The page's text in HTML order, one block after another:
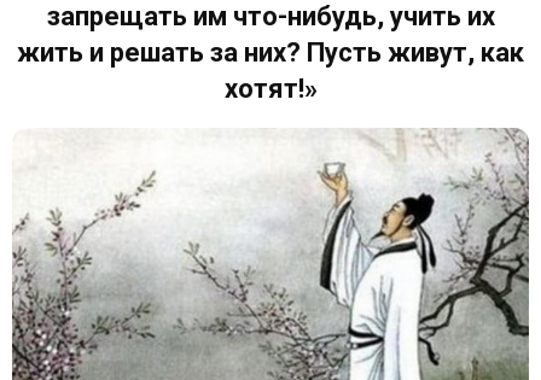
запрещать им что-нибудь, учить их
жить и решать за них? Пусть живут, как
хотят!»